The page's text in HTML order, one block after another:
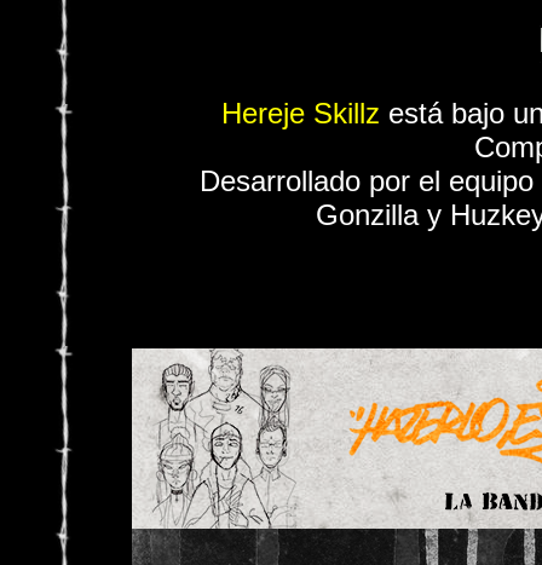
Hereje Skillz está bajo
Desarrollado por el
Gonzilla y